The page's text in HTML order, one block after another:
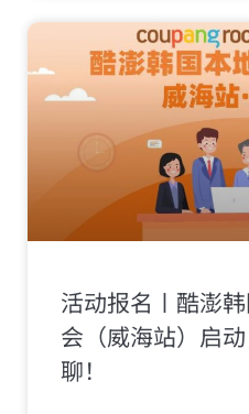
活动报名〡酷澎
会（威海站）启
聊！